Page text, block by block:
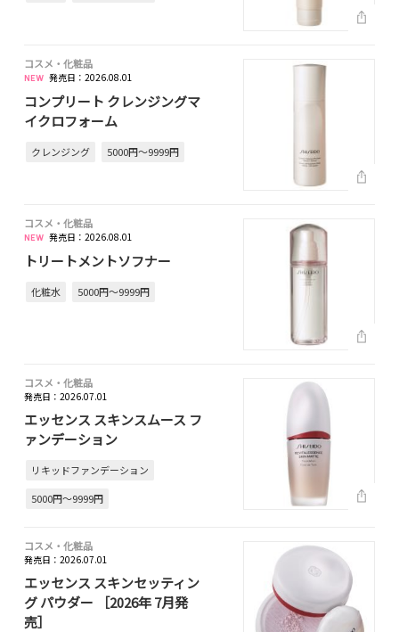
コスメ・化粧品
発売日：2026.08.01
コンプリート クレンジングマ
イクロフォーム
クレンジング 5000円～9999円
コスメ・化粧品
発売日：2026.08.01
トリートメントソフナー
化粧水 5000円～9999円
コスメ・化粧品
発売日：2026.07.01
エッセンス スキンスムース フ
ァンデーション
リキッドファンデーション
5000円～9999円
コスメ・化粧品
発売日：2026.07.01
エッセンス スキンセッティン
グ パウダー ［2026年 7月発
売］